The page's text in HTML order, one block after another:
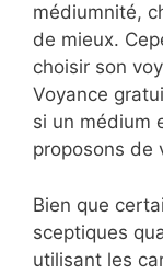
médiumnité,
de mieux.
choisir son
Voyance
si un médium
proposons de
Bien que
sceptiques
utilisant les